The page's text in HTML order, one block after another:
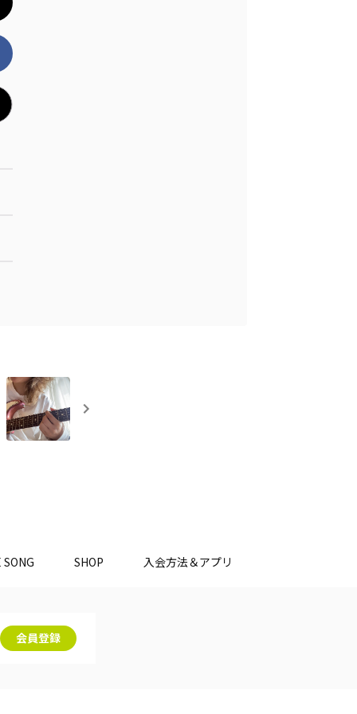
SONG SHOP 入会方法＆アプリ
会員登録